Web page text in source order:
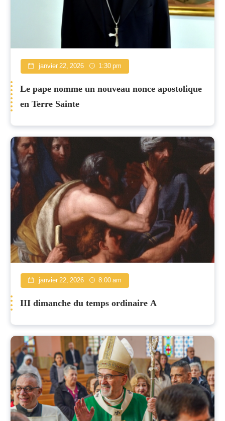
janvier 22, 2026 1:30 pm
Le pape nomme un nouveau nonce apostolique
en Terre Sainte
janvier 22, 2026 8:00 am
III dimanche du temps ordinaire A